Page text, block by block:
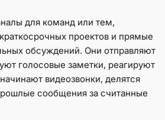
для команд или тем,
проектов и прямые
обсуждений. Они отправляют
голосовые заметки, реагируют
видеозвонки, делятся
сообщения за считанные